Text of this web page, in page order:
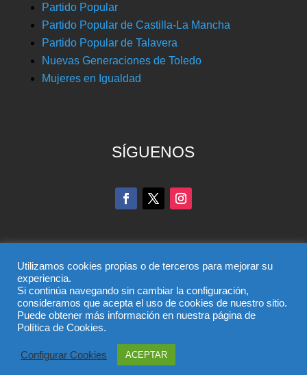
Partido Popular
Partido Popular de Castilla-La Mancha
Partido Popular de Talavera
Nuevas Generaciones de Toledo
Mujeres en Igualdad
SÍGUENOS
© Partido Popular de Toledo – C/ Colombia, 6, 45004,
Toledo, Teléfono 925 285 528
El uso de este sitio implica la aceptación del
lapolítica de privacidady lapolítica de cookies
Utilizamos cookies propias o de terceros para mejorar su
experiencia.
Si continúa navegando sin cambiar la configuración,
consideramos que acepta el uso de cookies de nuestro sitio.
Puede obtener más información en nuestra página de
Política de Cookies.
Configurar Cookies ACEPTAR